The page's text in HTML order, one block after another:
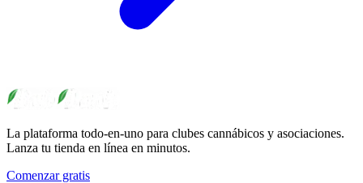
La plataforma todo-en-uno para clubes cannábicos y asociaciones.
Lanza tu tienda en línea en minutos.
Comenzar gratis